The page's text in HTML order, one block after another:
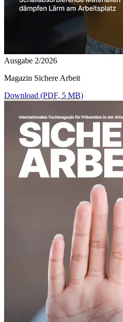
Ausgabe 2/2026
Magazin Sichere Arbeit
Download (PDF, 5 MB)